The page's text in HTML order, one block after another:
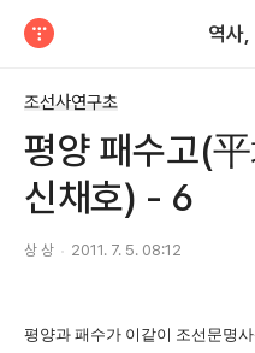
역사,
조선사연구초
평양 패수고(
신채호) - 6
상 상 2011. 7. 5. 08:12
평양과 패수가 이같이 조선문명